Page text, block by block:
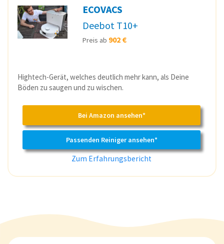
ECOVACS
Deebot T10+
Preis ab 902 €
Hightech-Gerät, welches deutlich mehr kann, als Deine
Böden zu saugen und zu wischen.
Bei Amazon ansehen*
Passenden Reiniger ansehen*
Zum Erfahrungsbericht